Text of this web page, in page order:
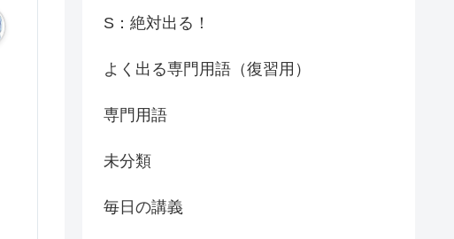
S：絶対出る！
よく出る専門用語（復習用）
専門用語
未分類
毎日の講義